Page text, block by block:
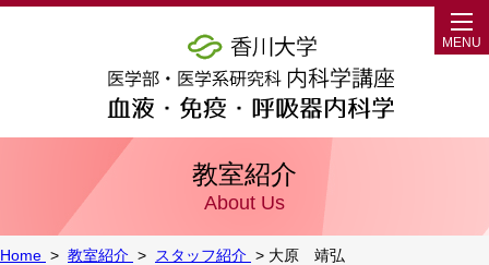
MENU
教室紹介
About Us
Home > 教室紹介 > スタッフ紹介 > 大原 靖弘